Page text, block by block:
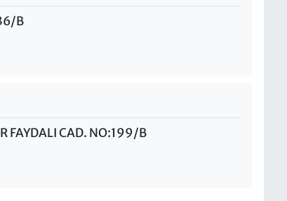
B
FAYDALI CAD. NO:199/B